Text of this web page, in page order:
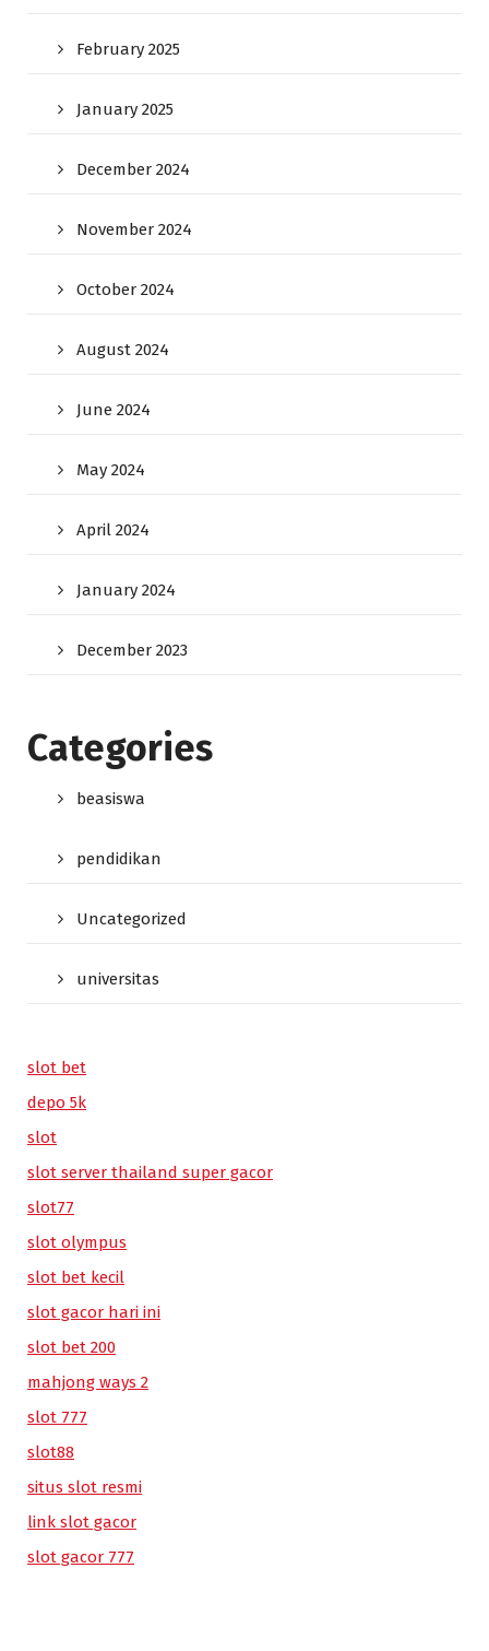
February 2025
January 2025
December 2024
November 2024
October 2024
August 2024
June 2024
May 2024
April 2024
January 2024
December 2023
Categories
beasiswa
pendidikan
Uncategorized
universitas
slot bet
depo 5k
slot
slot server thailand super gacor
slot77
slot olympus
slot bet kecil
slot gacor hari ini
slot bet 200
mahjong ways 2
slot 777
slot88
situs slot resmi
link slot gacor
slot gacor 777